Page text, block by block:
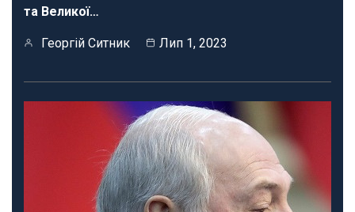
та Великої…
Георгій Ситник Лип 1, 2023